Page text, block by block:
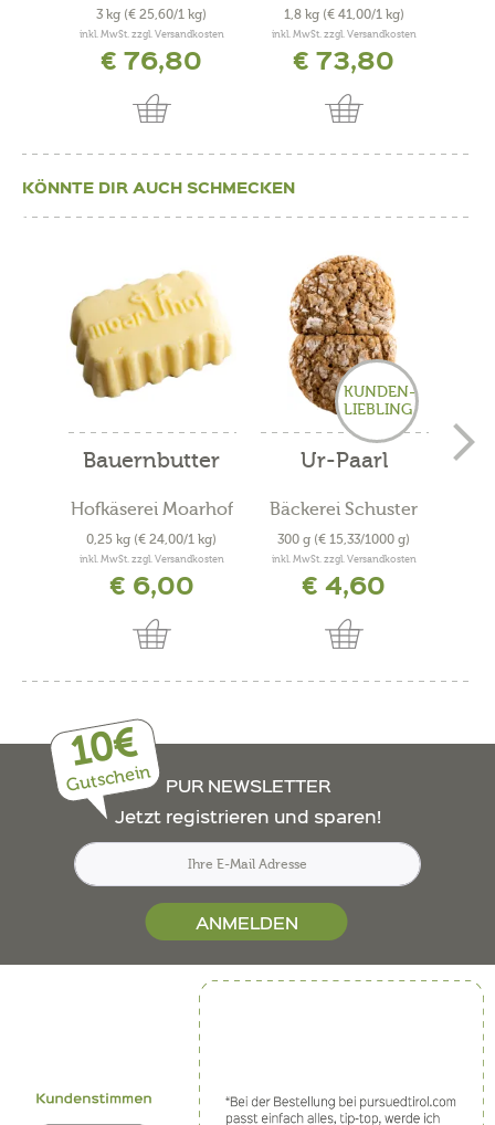
3 kg (€ 25,60/1 kg)
inkl. MwSt. zzgl. Versandkosten
€ 76,80
1,8 kg (€ 41,00/1 kg)
inkl. MwSt. zzgl. Versandkosten
€ 73,80
KÖNNTE DIR AUCH SCHMECKEN
Bauernbutter
Hofkäserei Moarhof
0,25 kg (€ 24,00/1 kg)
inkl. MwSt. zzgl. Versandkosten
€ 6,00
KUNDEN-
LIEBLING
Ur-Paarl
Bäckerei Schuster
300 g (€ 15,33/1000 g)
inkl. MwSt. zzgl. Versandkosten
€ 4,60
10€
Gutschein
PUR NEWSLETTER
Jetzt registrieren und sparen!
ANMELDEN